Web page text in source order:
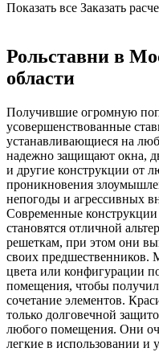
Показать все Заказать
Рольставни в
области
Получившие огромную
усовершенствованные
устанавливающиеся на
надежно защищают окна,
и другие конструкции от
проникновения
непогоды и агрессивных
Современные конструкции
становятся отличной
решеткам, при этом они
своих предшественников.
цвета или конфигурации
помещения, чтобы
сочетание элементов.
только долговечной
любого помещения. Они
легкие в использовании и